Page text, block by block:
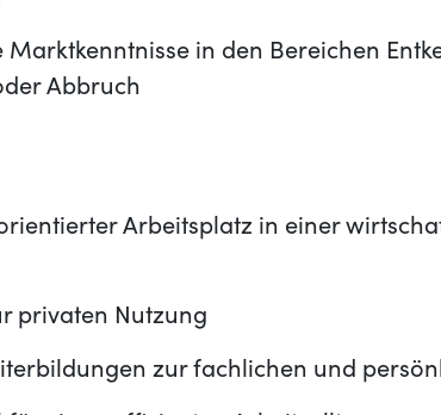
in den Bereichen
Abbruch
Arbeitsplatz in einer
privaten Nutzung
zur fachlichen und